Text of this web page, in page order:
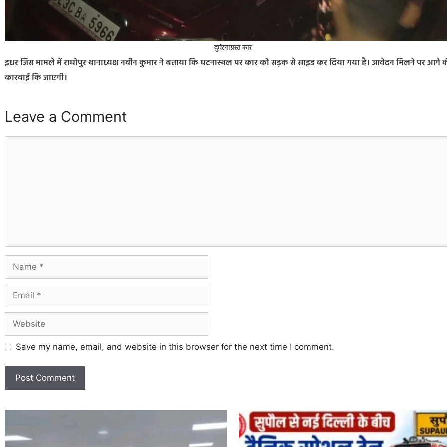
दुर्घटनाग्रस्त कार
इधर जिस मामले में राघोपुर थानाध्यक्ष नवीन कुमार ने बताया कि घटनास्थल पर कार को सड़क से साइड कर दिया गया है। आवेदन मिलने पर आगे
कारवाई कि जाएगी।
Leave a Comment
Save my name, email, and website in this browser for the next time I comment.